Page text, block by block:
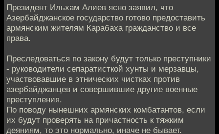
Президент Ильхам Алиев ясно заявил, что
Азербайджанское государство готово предоставить
армянским жителям Карабаха гражданство и все
права.
Преследоваться по закону будут только преступники
- руководители сепаратисткой хунты и мерзавцы,
участвовавшие в этнических чистках против
азербайджанцев и совершившие другие военные
преступления.
По поводу нынешних армянских комбатантов, если
их будут проверять на причастность к тяжким
деяниям, то это нормально, иначе не бывает.